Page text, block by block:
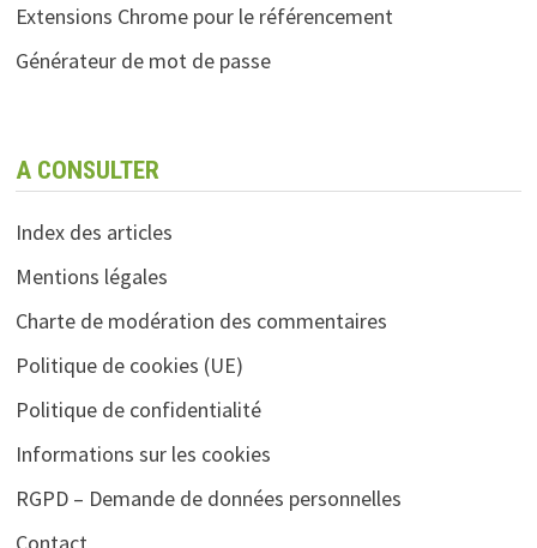
Extensions Chrome pour le référencement
Générateur de mot de passe
A CONSULTER
Index des articles
Mentions légales
Charte de modération des commentaires
Politique de cookies (UE)
Politique de confidentialité
Informations sur les cookies
RGPD – Demande de données personnelles
Contact